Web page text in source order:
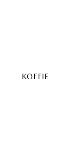
KOFFIE